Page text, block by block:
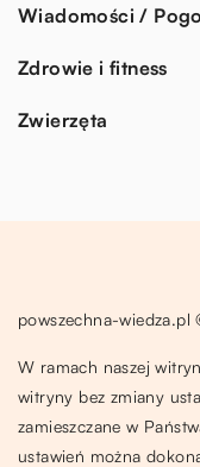
Wiadomości /
Zdrowie i fitness
Zwierzęta
powszechna-wiedza.pl
W ramach naszej
witryny bez zmiany
zamieszczane w
ustawień można